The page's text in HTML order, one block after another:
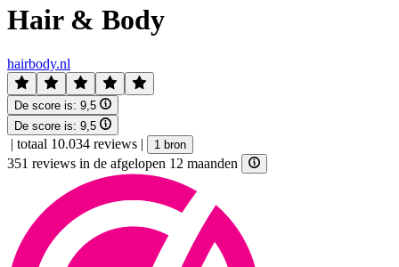
Hair & Body
hairbody.nl
De score is: 9,5
De score is: 9,5
| totaal 10.034 reviews | 1 bron
351 reviews in de afgelopen 12 maanden